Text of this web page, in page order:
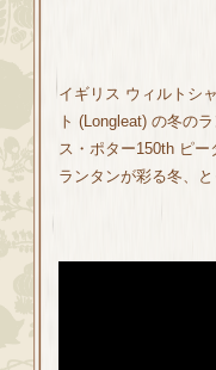
イギリス ウィルトシ
ト (Longleat) の冬の
ス・ポター150th ピ
ランタンが彩る冬、と